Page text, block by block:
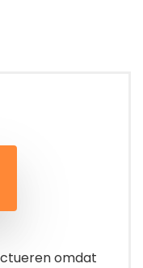
omdat